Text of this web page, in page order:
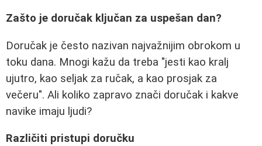
Zašto je doručak ključan za uspešan dan?
Doručak je često nazivan najvažnijim obrokom u
toku dana. Mnogi kažu da treba "jesti kao kralj
ujutro, kao seljak za ručak, a kao prosjak za
večeru". Ali koliko zapravo znači doručak i kakve
navike imaju ljudi?
Različiti pristupi doručku